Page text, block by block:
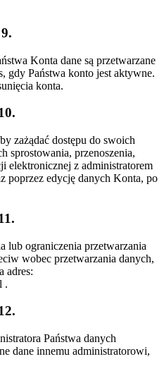
9.
Konta dane są przetwarzane
gdy Państwa konto jest aktywne.
konta.
zażądać dostępu do swoich
sprostowania, przenoszenia,
elektronicznej z administratorem
poprzez edycję danych Konta, po
lub ograniczenia przetwarzania
wobec przetwarzania danych,
adres:
.
Państwa danych
dane innemu administratorowi,